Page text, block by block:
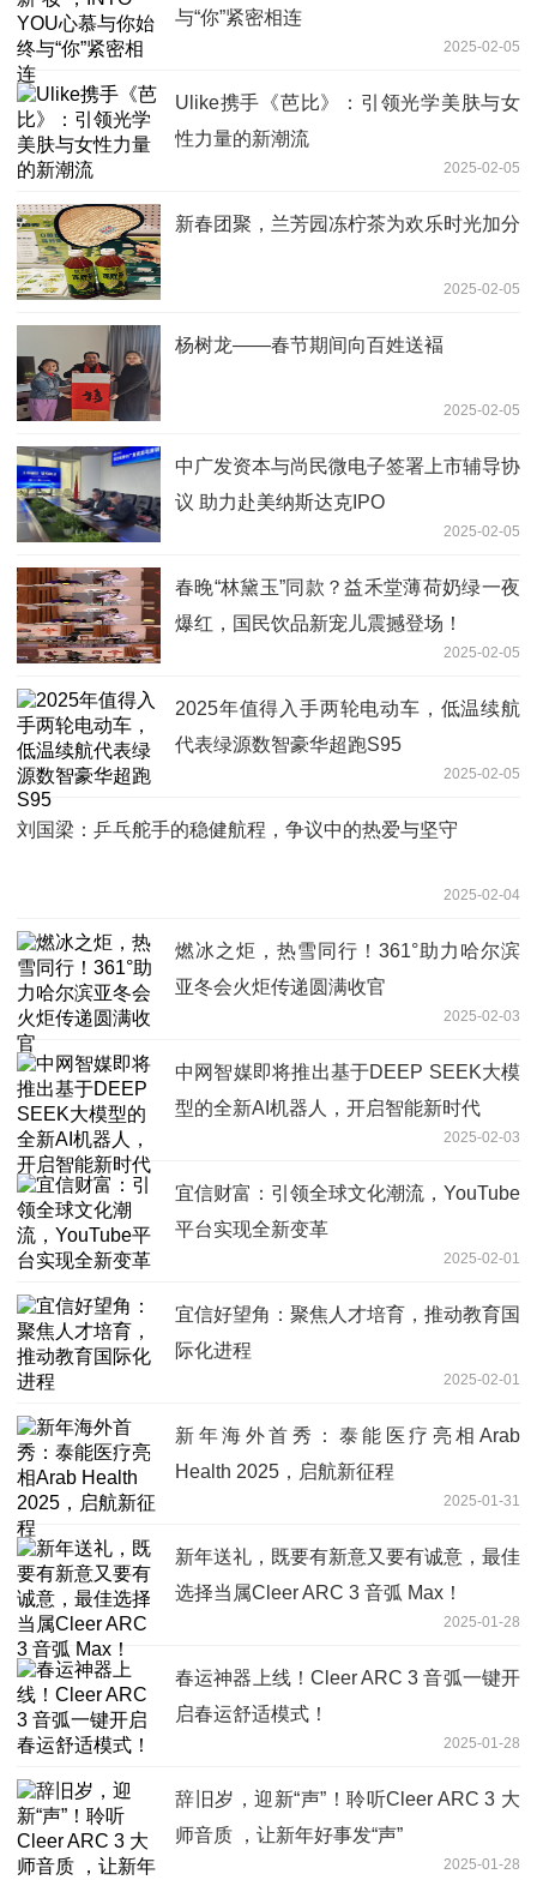
与“你”紧密相连
2025-02-05
Ulike携手《芭比》：引领光学美肤与女
性力量的新潮流
2025-02-05
新春团聚，兰芳园冻柠茶为欢乐时光加分
2025-02-05
杨树龙——春节期间向百姓送褔
2025-02-05
中广发资本与尚民微电子签署上市辅导协
议 助力赴美纳斯达克IPO
2025-02-05
春晚“林黛玉”同款？益禾堂薄荷奶绿一夜
爆红，国民饮品新宠儿震撼登场！
2025-02-05
2025年值得入手两轮电动车，低温续航
代表绿源数智豪华超跑S95
2025-02-05
刘国梁：乒乓舵手的稳健航程，争议中的热爱与坚守
2025-02-04
燃冰之炬，热雪同行！361°助力哈尔滨
亚冬会火炬传递圆满收官
2025-02-03
中网智媒即将推出基于DEEP SEEK大模
型的全新AI机器人，开启智能新时代
2025-02-03
宜信财富：引领全球文化潮流，YouTube
平台实现全新变革
2025-02-01
宜信好望角：聚焦人才培育，推动教育国
际化进程
2025-02-01
新年海外首秀：泰能医疗亮相Arab
Health 2025，启航新征程
2025-01-31
新年送礼，既要有新意又要有诚意，最佳
选择当属Cleer ARC 3 音弧 Max！
2025-01-28
春运神器上线！Cleer ARC 3 音弧一键开
启春运舒适模式！
2025-01-28
辞旧岁，迎新“声”！聆听Cleer ARC 3 大
师音质 ，让新年好事发“声”
2025-01-28